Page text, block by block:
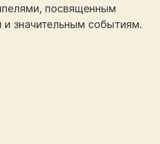
посвященным
значительным событиям.